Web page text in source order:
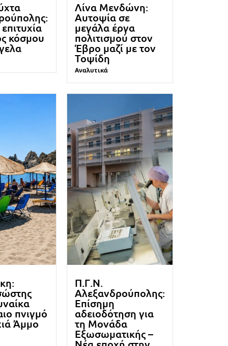
κόσμου
Λίνα Μενδώνη:
Αυτοψία σε
μεγάλα έργα
πολιτισμού στον
Έβρο μαζί με τον
Τοψίδη
Αναλυτικά
πνιγμό
Άμμο
Π.Γ.Ν.
Αλεξανδρούπολης:
Επίσημη
αδειοδότηση για
τη Μονάδα
Εξωσωματικής –